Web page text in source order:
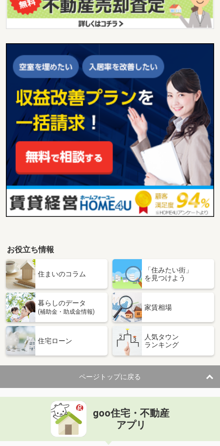
お役立ち情報
住まいのコラム
「住みたい街」
を見つけよう
暮らしのデータ
(補助金・助成金情報)
家賃相場
住宅ローン
人気タウン
ランキング
ページトップに戻る
goo住宅・不動産
アプリ